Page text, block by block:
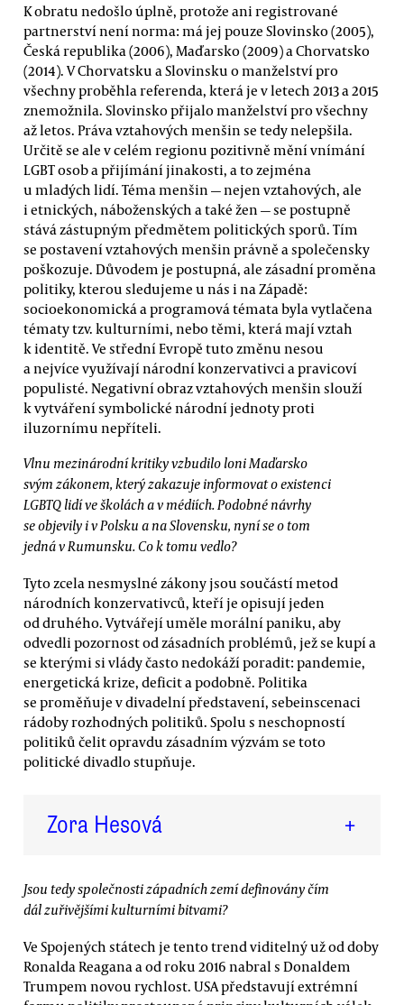
K obratu nedošlo úplně, protože ani registrované
partnerství není norma: má jej pouze Slovinsko (2005),
Česká republika (2006), Maďarsko (2009) a Chorvatsko
(2014). V Chorvatsku a Slovinsku o manželství pro
všechny proběhla referenda, která je v letech 2013 a 2015
znemožnila. Slovinsko přijalo manželství pro všechny
až letos. Práva vztahových menšin se tedy nelepšila.
Určitě se ale v celém regionu pozitivně mění vnímání
LGBT osob a přijímání jinakosti, a to zejména
u mladých lidí. Téma menšin — nejen vztahových, ale
i etnických, náboženských a také žen — se postupně
stává zástupným předmětem politických sporů. Tím
se postavení vztahových menšin právně a společensky
poškozuje. Důvodem je postupná, ale zásadní proměna
politiky, kterou sledujeme u nás i na Západě:
socioekonomická a programová témata byla vytlačena
tématy tzv. kulturními, nebo těmi, která mají vztah
k identitě. Ve střední Evropě tuto změnu nesou
a nejvíce využívají národní konzervativci a pravicoví
populisté. Negativní obraz vztahových menšin slouží
k vytváření symbolické národní jednoty proti
iluzornímu nepříteli.
Vlnu mezinárodní kritiky vzbudilo loni Maďarsko
svým zákonem, který zakazuje informovat o existenci
LGBTQ lidí ve školách a v médiích. Podobné návrhy
se objevily i v Polsku a na Slovensku, nyní se o tom
jedná v Rumunsku. Co k tomu vedlo?
Tyto zcela nesmyslné zákony jsou součástí metod
národních konzervativců, kteří je opisují jeden
od druhého. Vytvářejí uměle morální paniku, aby
odvedli pozornost od zásadních problémů, jež se kupí a
se kterými si vlády často nedokáží poradit: pandemie,
energetická krize, deficit a podobně. Politika
se proměňuje v divadelní představení, sebeinscenaci
rádoby rozhodných politiků. Spolu s neschopností
politiků čelit opravdu zásadním výzvám se toto
politické divadlo stupňuje.
Zora Hesová +
Jsou tedy společnosti západních zemí definovány čím
dál zuřivějšími kulturními bitvami?
Ve Spojených státech je tento trend viditelný už od doby
Ronalda Reagana a od roku 2016 nabral s Donaldem
Trumpem novou rychlost. USA představují extrémní